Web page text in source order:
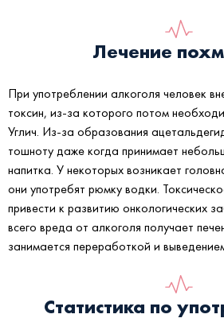
Лечение
При употреблении алкоголя человек
токсин, из-за которого потом
Углич. Из-за образования
тошноту даже когда принимает
напитка. У некоторых возникает
они употребят рюмку водки.
привести к развитию онкологических
всего вреда от алкоголя получает
занимается переработкой и
Статистика по